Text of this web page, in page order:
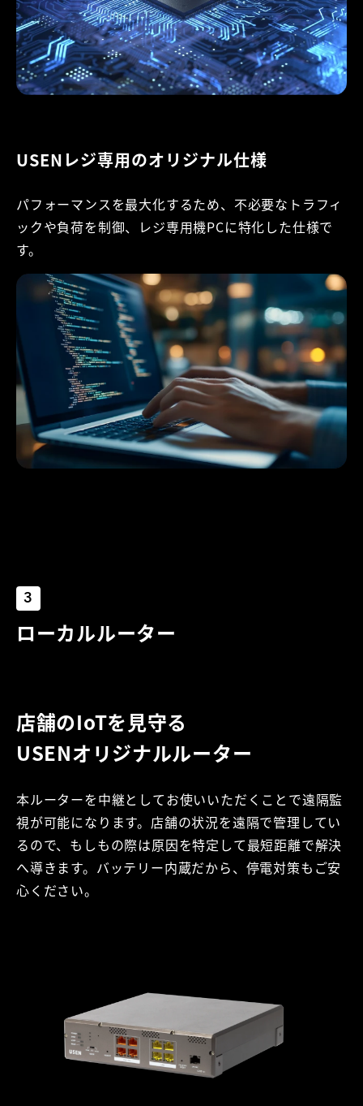
USENレジ専用のオリジナル仕様
パフォーマンスを最大化するため、不必要なトラフィ
ックや負荷を制御、レジ専用機PCに特化した仕様で
す。
3
ローカルルーター
店舗のIoTを見守る
USENオリジナルルーター
本ルーターを中継としてお使いいただくことで遠隔監
視が可能になります。店舗の状況を遠隔で管理してい
るので、もしもの際は原因を特定して最短距離で解決
へ導きます。バッテリー内蔵だから、停電対策もご安
心ください。